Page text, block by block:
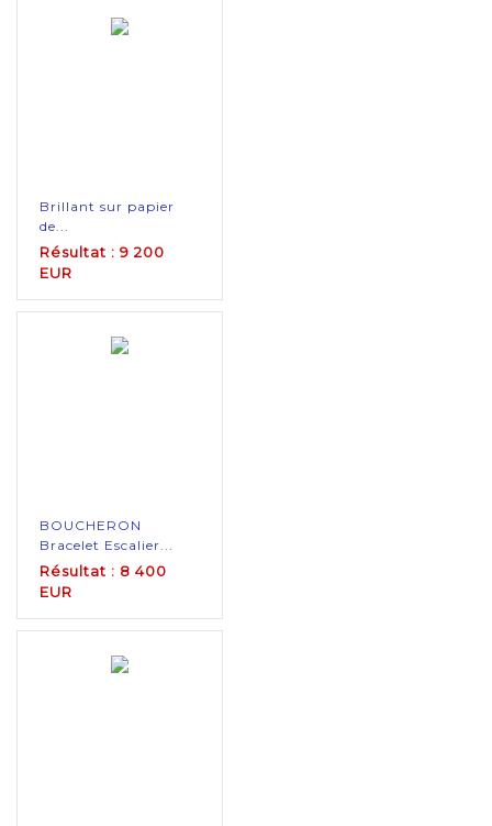
Brillant sur papier
de...
Résultat : 9 200
EUR
BOUCHERON
Bracelet Escalier...
Résultat : 8 400
EUR